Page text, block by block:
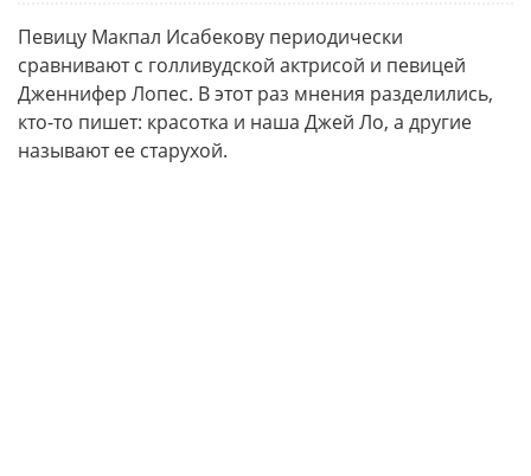
Певицу Макпал Исабекову периодически
сравнивают с голливудской актрисой и певицей
Дженнифер Лопес. В этот раз мнения разделились,
кто-то пишет: красотка и наша Джей Ло, а другие
называют ее старухой.